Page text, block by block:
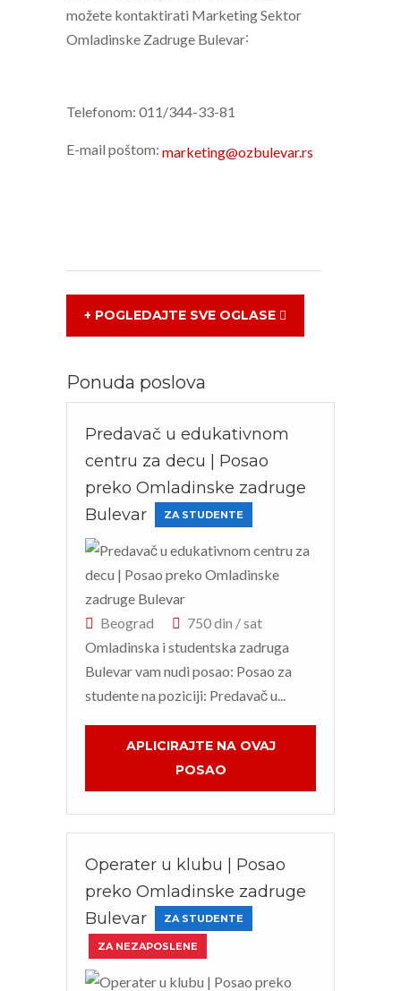
možete kontaktirati Marketing Sektor
Omladinske Zadruge Bulevar:
Telefonom: 011/344-33-81
E-mail poštom: marketing@ozbulevar.rs
+ POGLEDAJTE SVE OGLASE
Ponuda poslova
Predavač u edukativnom
centru za decu | Posao
preko Omladinske zadruge
Bulevar
ZA STUDENTE
Beograd
750 din / sat
Omladinska i studentska zadruga
Bulevar vam nudi posao: Posao za
studente na poziciji: Predavač u...
APLICIRAJTE NA OVAJ
POSAO
Operater u klubu | Posao
preko Omladinske zadruge
Bulevar
ZA STUDENTE
ZA NEZAPOSLENE